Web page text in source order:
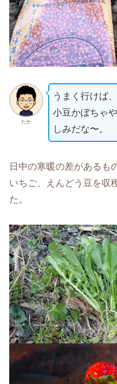
たか
うまく行けば
小豆かぼちゃ
しみだな〜。
日中の寒暖の差があるも
いちご、えんどう豆を収
た。